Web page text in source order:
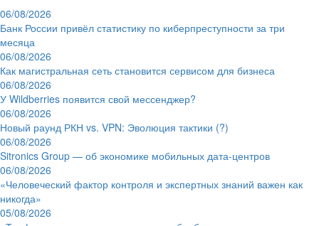
06/08/2026
Банк России привёл статистику по киберпреступности за три
месяца
06/08/2026
Как магистральная сеть становится сервисом для бизнеса
06/08/2026
У Wildberries появится свой мессенджер?
06/08/2026
Новый раунд РКН vs. VPN: Эволюция тактики (?)
06/08/2026
Sitronics Group — об экономике мобильных дата-центров
06/08/2026
«Человеческий фактор контроля и экспертных знаний важен как
никогда»
05/08/2026